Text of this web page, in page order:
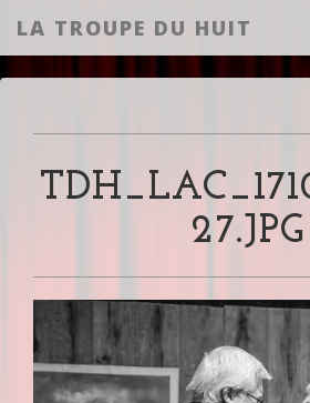
LA TROUPE DU HUIT
27.JPG